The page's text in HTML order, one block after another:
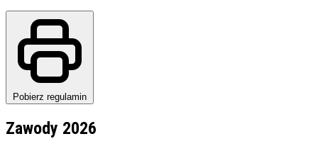
Pobierz regulamin
Zawody 2026